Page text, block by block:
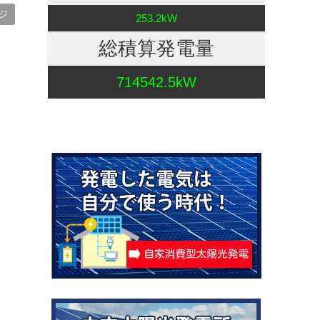
253.2kW
総積算発電量
714542.5kW